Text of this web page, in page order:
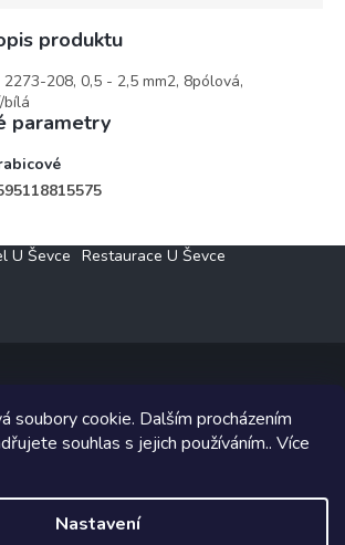
soubory cookie. Dalším procházením
souhlas s jejich používáním.. Více
Nastavení
produktu
208, 0,5 - 2,5 mm2, 8pólová,
parametry
U Ševce Restaurace U Ševce
Klesný s.r.o.. Všechna práva vyhrazena.
a na Shoptet implementoval
Shoptetak.cz.